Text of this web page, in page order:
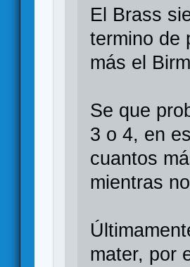
El Brass
termino de
más el
Se que
3 o 4, en
cuantos
mientras
mater, por